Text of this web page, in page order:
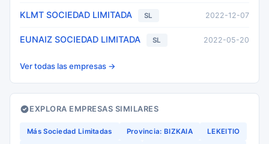
KLMT SOCIEDAD LIMITADA SL 2022-12-07
EUNAIZ SOCIEDAD LIMITADA SL 2022-05-20
Ver todas las empresas →
EXPLORA EMPRESAS SIMILARES
Más Sociedad Limitadas Provincia: BIZKAIA LEKEITIO